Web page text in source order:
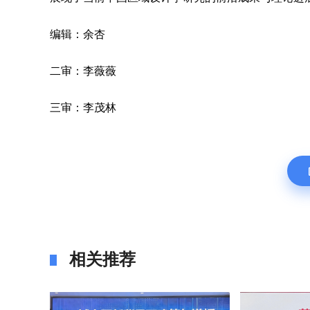
编辑：余杏
二审：李薇薇
三审：李茂林
相关推荐